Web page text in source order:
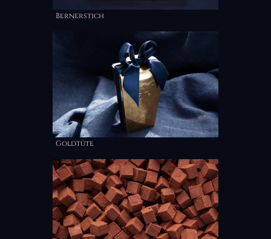
Bernerstich
Goldtüte